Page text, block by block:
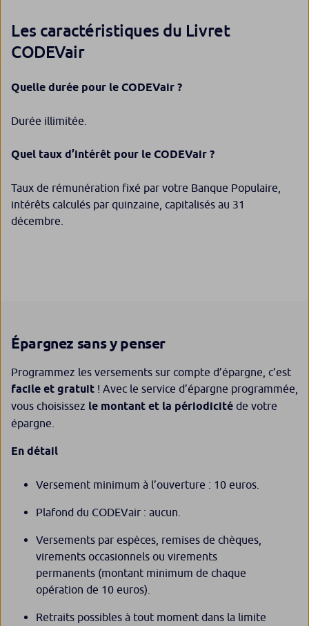
Les caractéristiques du Livret
CODEVair
Quelle durée pour le CODEVair ?
Durée illimitée.
Quel taux d’intérêt pour le CODEVair ?
Taux de rémunération fixé par votre Banque Populaire,
intérêts calculés par quinzaine, capitalisés au 31
décembre.
Épargnez sans y penser
Programmez les versements sur compte d’épargne, c’est
facile et gratuit ! Avec le service d’épargne programmée,
vous choisissez le montant et la périodicité de votre
épargne.
En détail
Versement minimum à l’ouverture : 10 euros.
Plafond du CODEVair : aucun.
Versements par espèces, remises de chèques,
virements occasionnels ou virements
permanents (montant minimum de chaque
opération de 10 euros).
Retraits possibles à tout moment dans la limite